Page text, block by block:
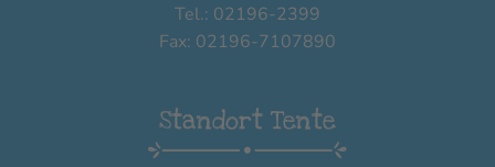
Tel.: 02196-2399
Fax: 02196-7107890
Standort Tente